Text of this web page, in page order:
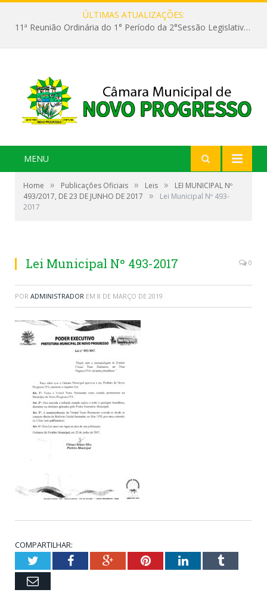
ÚLTIMAS ATUALIZAÇÕES:
11ª Reunião Ordinária do 1° Período da 2°Sessão Legislativa da 9ª Legislatura do Poder Legislativo
MENU
Home » Publicações Oficiais » Leis »
LEI MUNICIPAL Nº
493/2017, DE 23 DE JUNHO DE 2017
»
Lei Municipal Nº 493-
2017
Lei Municipal Nº 493-2017 0
POR ADMINISTRADOR EM 8 DE MARÇO DE 2019
COMPARTILHAR:
TwitterFacebookGoogle+PinterestLinkedInTumblr
Email